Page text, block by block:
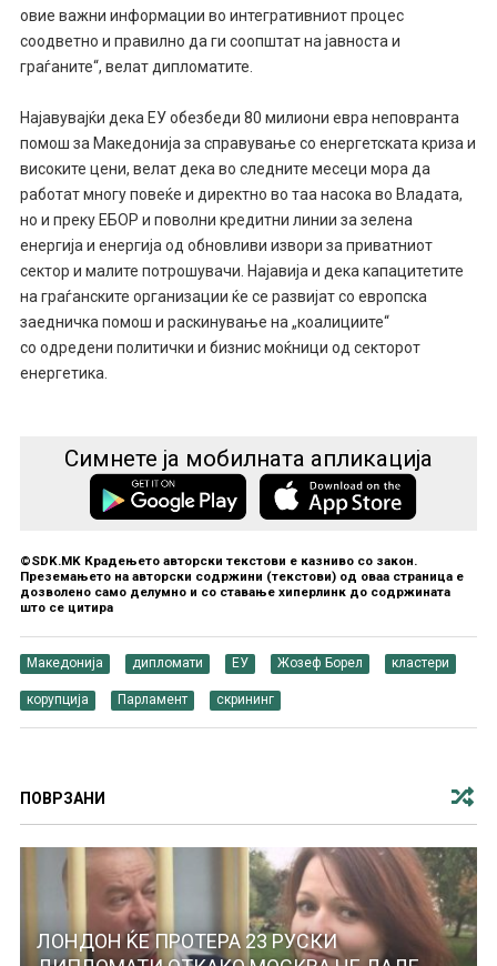
овие важни информации во интегративниот процес
соодветно и правилно да ги соопштат на јавноста и
граѓаните“, велат дипломатите.
Најавувајќи дека ЕУ обезбеди 80 милиони евра неповранта
помош за Македонија за справување со енергетската криза и
високите цени, велат дека во следните месеци мора да
работат многу повеќе и директно во таа насока во Владата,
но и преку ЕБОР и поволни кредитни линии за зелена
енергија и енергија од обновливи извори за приватниот
сектор и малите потрошувачи. Најавија и дека капацитетите
на граѓанските организации ќе се развијат со европска
заедничка помош и раскинување на „коалициите“
со одредени политички и бизнис моќници од секторот
енергетика.
Симнете ја мобилната апликација
©SDK.MK Крадењето авторски текстови е казниво со закон.
Преземањето на авторски содржини (текстови) од оваа страница е
дозволено само делумно и со ставање хиперлинк до содржината
што се цитира
Македонија дипломати ЕУ Жозеф Борел кластери
корупција Парламент скрининг
ПОВРЗАНИ
ЛОНДОН ЌЕ ПРОТЕРА 23 РУСКИ